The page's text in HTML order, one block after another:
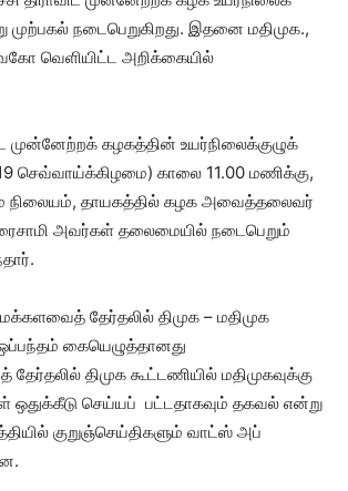
முற்பகல் நடைபெறுகிறது. இதனை மதிமுக.,
வெளியிட்ட அறிக்கையில்
முன்னேற்றக் கழகத்தின் உயர்நிலைக்குழுக்
செவ்வாய்க்கிழமை) காலை 11.00 மணிக்கு,
தாயகத்தில் கழக அவைத்தலைவர்
அவர்கள் தலைமையில் நடைபெறும்
தேர்தலில் திமுக – மதிமுக
கையெழுத்தானது
திமுக கூட்டணியில் மதிமுகவுக்கு
ஒதுக்கீடு செய்யப் பட்டதாகவும் தகவல் என்று
குறுஞ்செய்திகளும் வாட்ஸ் அப்